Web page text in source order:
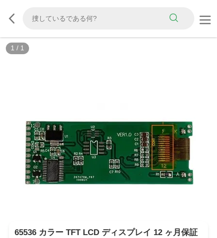
1 / 1
65536 カラー TFT LCD ディスプレイ 12 ヶ月保証